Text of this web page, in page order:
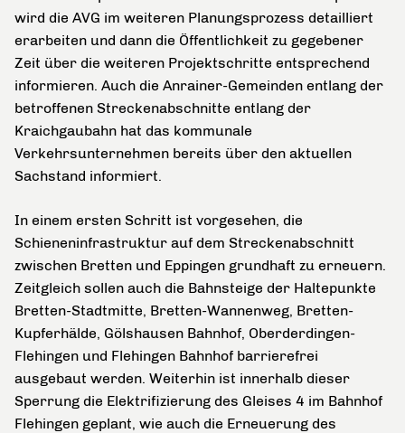
wird die AVG im weiteren Planungsprozess detailliert
erarbeiten und dann die Öffentlichkeit zu gegebener
Zeit über die weiteren Projektschritte entsprechend
informieren. Auch die Anrainer-Gemeinden entlang der
betroffenen Streckenabschnitte entlang der
Kraichgaubahn hat das kommunale
Verkehrsunternehmen bereits über den aktuellen
Sachstand informiert.
In einem ersten Schritt ist vorgesehen, die
Schieneninfrastruktur auf dem Streckenabschnitt
zwischen Bretten und Eppingen grundhaft zu erneuern.
Zeitgleich sollen auch die Bahnsteige der Haltepunkte
Bretten-Stadtmitte, Bretten-Wannenweg, Bretten-
Kupferhälde, Gölshausen Bahnhof, Oberderdingen-
Flehingen und Flehingen Bahnhof barrierefrei
ausgebaut werden. Weiterhin ist innerhalb dieser
Sperrung die Elektrifizierung des Gleises 4 im Bahnhof
Flehingen geplant, wie auch die Erneuerung des